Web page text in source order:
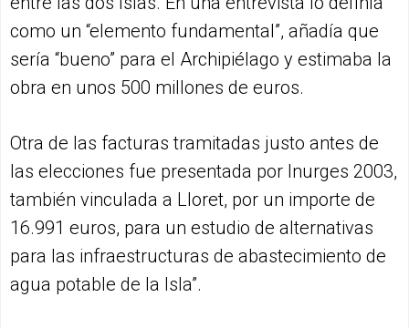
como un “elemento fundamental”, añadía que
sería “bueno” para el Archipiélago y estimaba la
obra en unos 500 millones de euros.
Otra de las facturas tramitadas justo antes de
las elecciones fue presentada por Inurges 2003,
también vinculada a Lloret, por un importe de
16.991 euros, para un estudio de alternativas
para las infraestructuras de abastecimiento de
agua potable de la Isla”.